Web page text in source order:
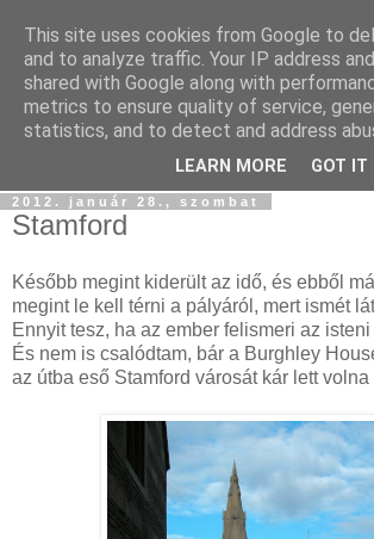
Szőttesföld
Képes és képtelen kalandozásaink
Középfölde kockás kendőjén...
2012. január 28., szombat
Stamford
Később megint kiderült az idő, és ebből
megint le kell térni a pályáról, mert ismét
Ennyit tesz, ha az ember felismeri az
És nem is csalódtam, bár a Burghley
az útba eső Stamford városát kár lett
This site uses cookies from Google to
and to analyze traffic. Your IP address
shared with Google along with
metrics to ensure quality of service,
statistics, and to detect and address
LEARN MORE GOT IT